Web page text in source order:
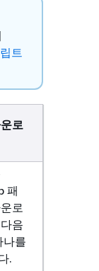
트
로
패
로
음
나를
.